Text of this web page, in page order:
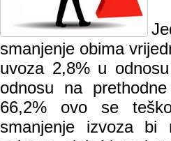
smanjenje obima
uvoza 2,8% u
odnosu na
66,2% ovo se
smanjenje izvoza bi